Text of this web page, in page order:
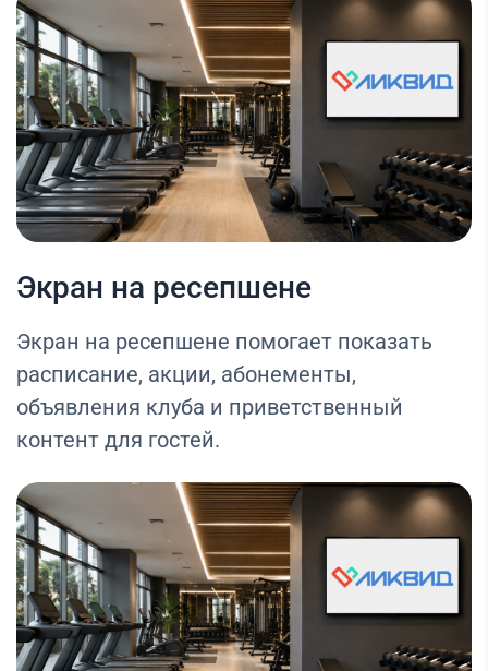
Экран на ресепшене
Экран на ресепшене помогает показать
расписание, акции, абонементы,
объявления клуба и приветственный
контент для гостей.